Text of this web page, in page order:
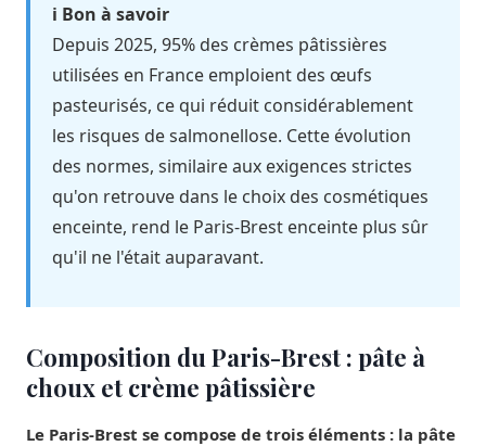
ℹ️ Bon à savoir
Depuis 2025, 95% des crèmes pâtissières
utilisées en France emploient des œufs
pasteurisés, ce qui réduit considérablement
les risques de salmonellose. Cette évolution
des normes, similaire aux exigences strictes
qu'on retrouve dans le choix des cosmétiques
enceinte, rend le Paris-Brest enceinte plus sûr
qu'il ne l'était auparavant.
Composition du Paris-Brest : pâte à
choux et crème pâtissière
Le Paris-Brest se compose de trois éléments : la pâte